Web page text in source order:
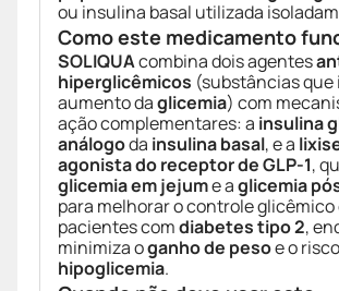
ou insulina basal utilizada
Como este medicamento
SOLIQUAcombina dois agentes
hiperglicêmicos (substâncias que
aumento daglicemia) com
ação complementares: a insulina
análogoda insulina basal, e a
agonista do receptor de GLP-1,
glicemia em jejume aglicemia
para melhorar o controle glicêmico
pacientes comdiabetes tipo 2,
minimiza oganho de pesoe o
hipoglicemia.